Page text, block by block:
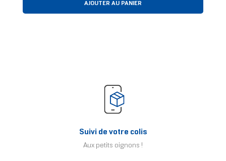
AJOUTER AU PANIER
Suivi de votre colis
Aux petits oignons !